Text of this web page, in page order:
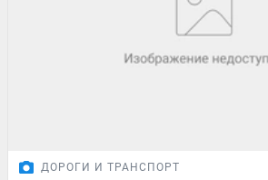
ДОРОГИ И ТРАНСПОРТ